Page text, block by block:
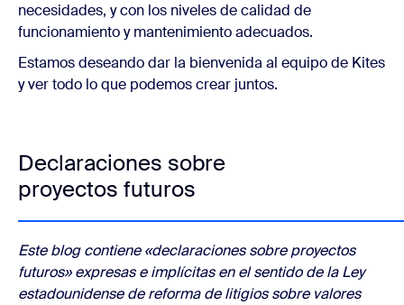
necesidades, y con los niveles de calidad de
funcionamiento y mantenimiento adecuados.
Estamos deseando dar la bienvenida al equipo de Kites
y ver todo lo que podemos crear juntos.
Declaraciones sobre
proyectos futuros
Este blog contiene «declaraciones sobre proyectos
futuros» expresas e implícitas en el sentido de la Ley
estadounidense de reforma de litigios sobre valores